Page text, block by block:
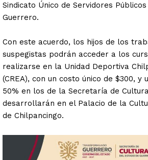
Sindicato Único de Servidores
Guerrero.
Con este acuerdo, los hijos de los
suspegistas podrán acceder a los
realizarse en la Unidad Deportiva
(CREA), con un costo único de $300, y
50% en los de la Secretaría de
desarrollarán en el Palacio de la
de Chilpancingo.